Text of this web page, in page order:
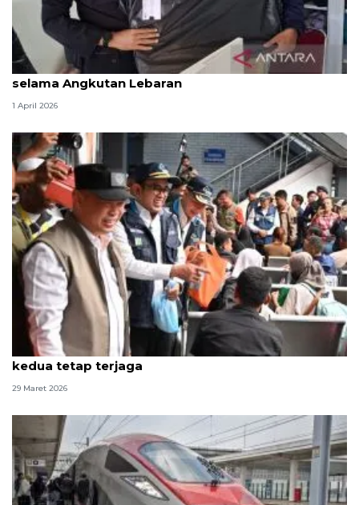
KAI Purwokerto amankan 336 barang tertinggal
selama Angkutan Lebaran
1 April 2026
Dirut ASDP tegaskan layanan arus balik gelombang
kedua tetap terjaga
29 Maret 2026